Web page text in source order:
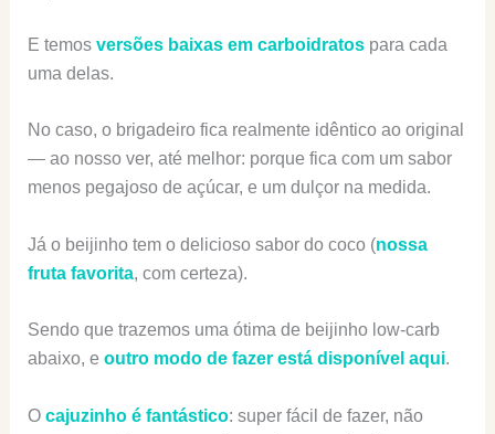
E temos versões baixas em carboidratospara cada
uma delas.
No caso, o brigadeiro fica realmente idêntico ao original
— ao nosso ver, até melhor: porque fica com um sabor
menos pegajoso de açúcar, e um dulçor na medida.
Já o beijinho tem o delicioso sabor do coco (nossa
fruta favorita, com certeza).
Sendo que trazemos uma ótima de beijinho low-carb
abaixo, e outro modo de fazer está disponível aqui.
O cajuzinho é fantástico: super fácil de fazer, não